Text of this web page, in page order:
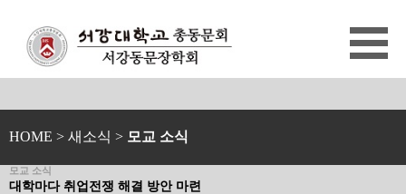
HOME > 새소식 > 모교 소식
모교 소식
대학마다 취업전쟁 해결 방안 마련